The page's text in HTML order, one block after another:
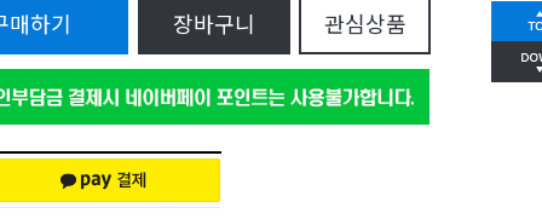
매하기 장바구니 관심상품